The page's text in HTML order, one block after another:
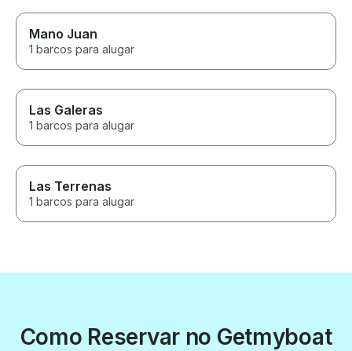
Mano Juan
1 barcos para alugar
Las Galeras
1 barcos para alugar
Las Terrenas
1 barcos para alugar
Como Reservar no Getmyboat